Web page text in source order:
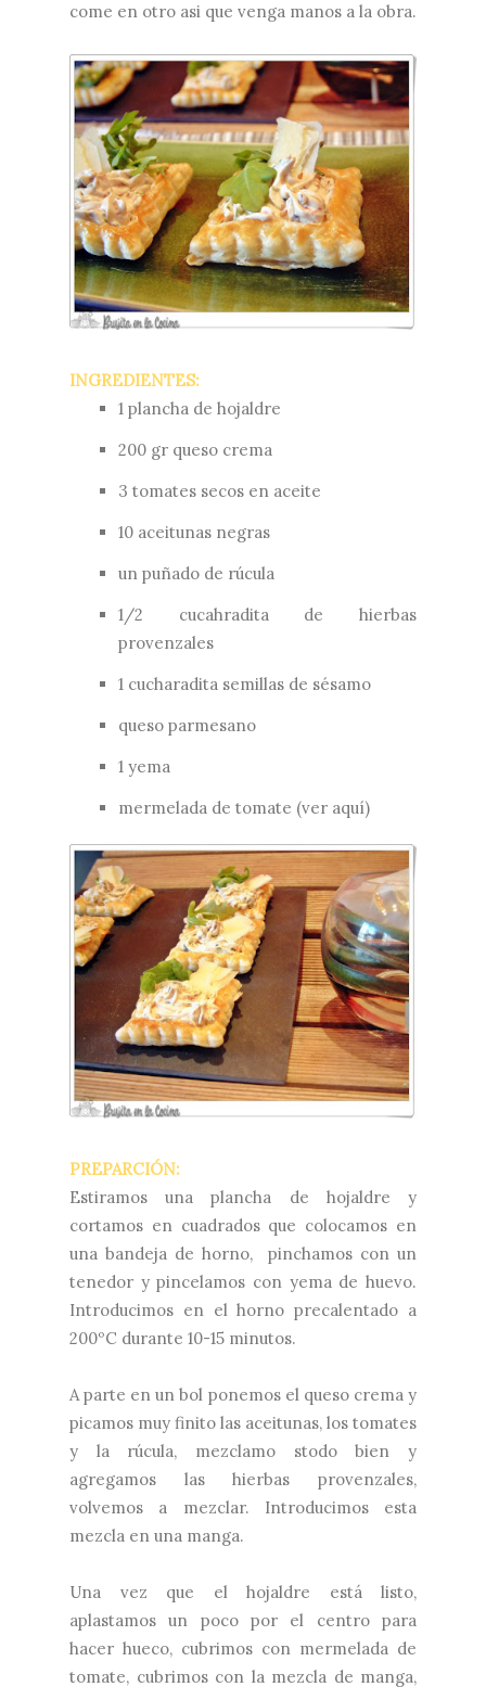
come en otro asi que venga manos a la obra.
INGREDIENTES:
1 plancha de hojaldre
200 gr queso crema
3 tomates secos en aceite
10 aceitunas negras
un puñado de rúcula
1/2 cucahradita de hierbas
provenzales
1 cucharadita semillas de sésamo
queso parmesano
1 yema
mermelada de tomate (ver aquí)
PREPARCIÓN:
Estiramos una plancha de hojaldre y
cortamos en cuadrados que colocamos en
una bandeja de horno, pinchamos con un
tenedor y pincelamos con yema de huevo.
Introducimos en el horno precalentado a
200ºC durante 10-15 minutos.
A parte en un bol ponemos el queso crema y
picamos muy finito las aceitunas, los tomates
y la rúcula, mezclamo stodo bien y
agregamos las hierbas provenzales,
volvemos a mezclar. Introducimos esta
mezcla en una manga.
Una vez que el hojaldre está listo,
aplastamos un poco por el centro para
hacer hueco, cubrimos con mermelada de
tomate, cubrimos con la mezcla de manga,